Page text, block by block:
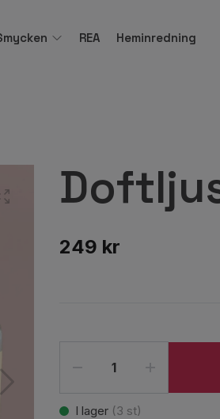
REA Heminredning
249 kr
I lager (3 st)